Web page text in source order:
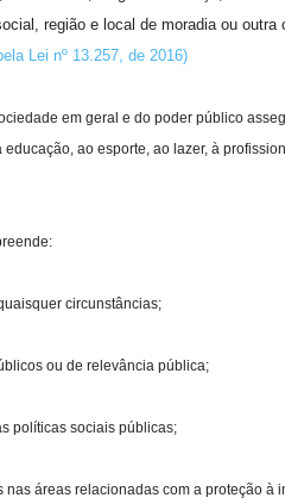
região e local de moradia ou
Lei nº 13.257, de 2016)
em geral e do poder público
ao esporte, ao lazer, à
circunstâncias;
ou de relevância pública;
políticas sociais públicas;
áreas relacionadas com a proteção à